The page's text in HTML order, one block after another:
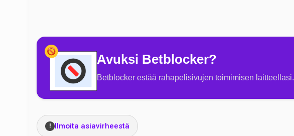
Avuksi Betblocker?
Betblocker estää rahapelisivujen toimimisen laitteellasi.
! Ilmoita asiavirheestä